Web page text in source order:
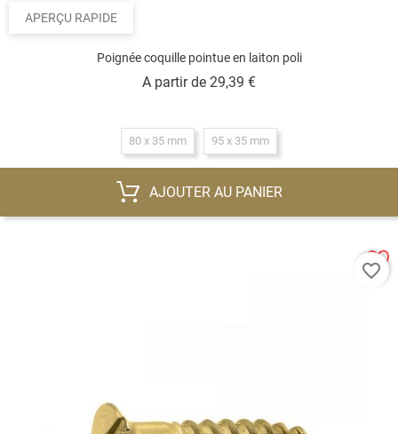
APERÇU RAPIDE
Poignée coquille pointue en laiton poli
A partir de 29,39 €Prix
80 x 35 mm 95 x 35 mm
AJOUTER AU PANIER
favorite_border